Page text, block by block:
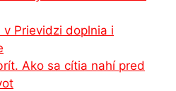
Prievidzi doplnia i
Ako sa cítia nahí pred